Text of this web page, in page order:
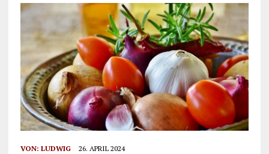
VON: LUDWIG 26. APRIL 2024